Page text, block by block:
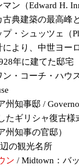
マン（Edward H.
古典建築の最高峰
プ・シュッツェ（
により、中世ヨー
年に建てた邸宅
ン・コーチ・ハウ
州知事邸 /
たギリシャ復古様
州知事の官邸）
の観光名所
ン / Midtown：バ